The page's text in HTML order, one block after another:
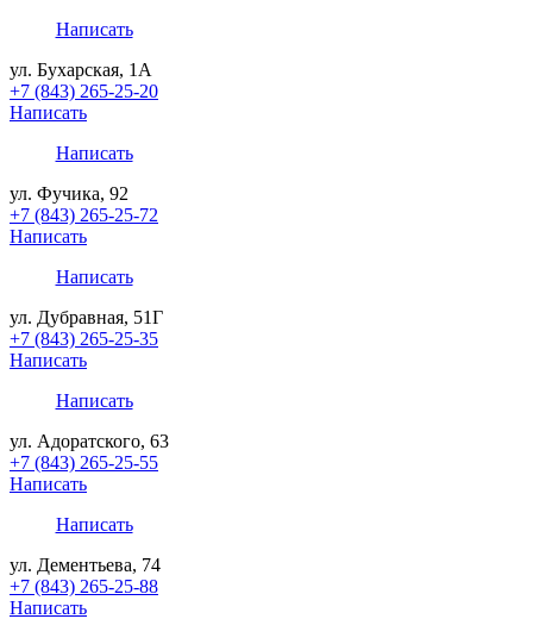
Написать
ул. Бухарская, 1А
+7 (843) 265-25-20
Написать
Написать
ул. Фучика, 92
+7 (843) 265-25-72
Написать
Написать
ул. Дубравная, 51Г
+7 (843) 265-25-35
Написать
Написать
ул. Адоратского, 63
+7 (843) 265-25-55
Написать
Написать
ул. Дементьева, 74
+7 (843) 265-25-88
Написать